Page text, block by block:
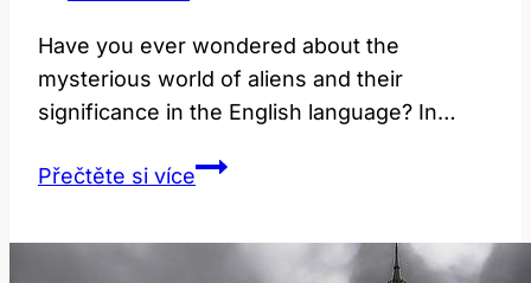
Have you ever wondered about the
mysterious world of aliens and their
significance in the English language? In…
Přečtěte si víceAlien: